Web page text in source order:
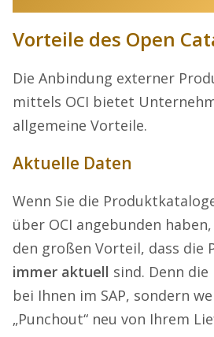
Vorteile des Open
Die Anbindung externer
mittels OCI bietet
allgemeine Vorteile.
Aktuelle Daten
Wenn Sie die
über OCI angebunden
den großen Vorteil, dass die
immer aktuell sind. Denn
bei Ihnen im SAP, sondern
„Punchout“ neu von Ihrem